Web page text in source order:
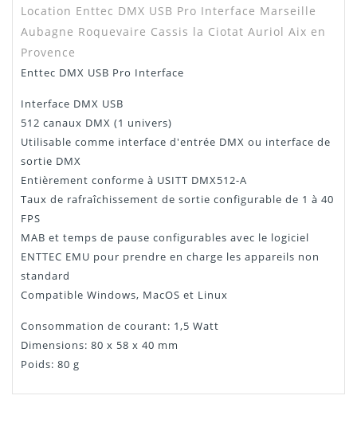
Notice
"Téléchargement"
Location Enttec DMX USB Pro Interface Marseille
Aubagne Roquevaire Cassis la Ciotat Auriol Aix en
Provence
Enttec DMX USB Pro Interface
Interface DMX USB
512 canaux DMX (1 univers)
Utilisable comme interface d'entrée DMX ou interface de
sortie DMX
Entièrement conforme à USITT DMX512-A
Taux de rafraîchissement de sortie configurable de 1 à 40
FPS
MAB et temps de pause configurables avec le logiciel
ENTTEC EMU pour prendre en charge les appareils non
standard
Compatible Windows, MacOS et Linux
Consommation de courant: 1,5 Watt
Dimensions: 80 x 58 x 40 mm
Poids: 80 g